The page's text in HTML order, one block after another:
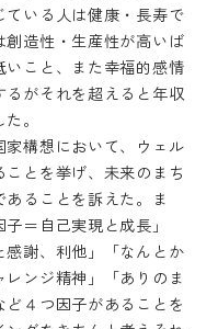
ている人は健康・長寿で
造性・生産性が高いば
こと、また幸福的感情
がそれを超えると年収
。
家構想において、ウェル
とを挙げ、未来のまち
ることを訴えた。ま
＝自己実現と成長」
感謝、利他」「なんとか
ンジ精神」「ありのま
４つ因子があることを